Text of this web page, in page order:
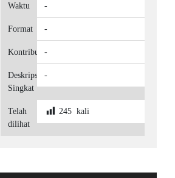
Waktu -
Format -
Kontributor
-
Deskripsi
Singkat
-
Telah
dilihat
245kali